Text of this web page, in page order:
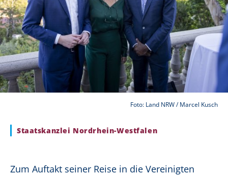
Foto: Land NRW / Marcel Kusch
Staatskanzlei Nordrhein-Westfalen
Zum Auftakt seiner Reise in die Vereinigten